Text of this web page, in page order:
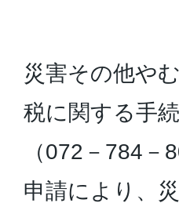
災害その他や
税に関する手
（072－784
申請により、